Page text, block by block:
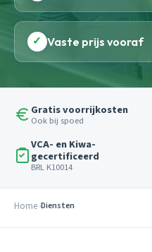
✓ Vaste prijs vooraf
Gratis voorrijkosten
Ook bij spoed
VCA- en Kiwa-
gecertificeerd
BRL K10014
Home Diensten